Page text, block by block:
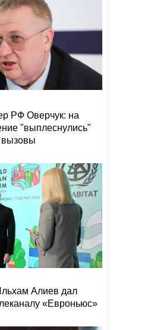
рост цен на
и падение торговли
66%: что ждет Армению?-
воды в Рейне
исторический
обмеления
Атинская
укрепит
основы
Азией
Липа возглавит
литературный
Великобритании
РФ Оверчук: на
"выплеснулись"
вызовы
Алиев дал
«Евроньюс»